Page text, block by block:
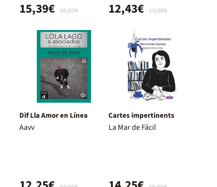
16,20€
15,39€ 13,08€
12,43€
Dif Lla Amor en Línea
Aavv
Cartes impertinents
La Mar de Fácil